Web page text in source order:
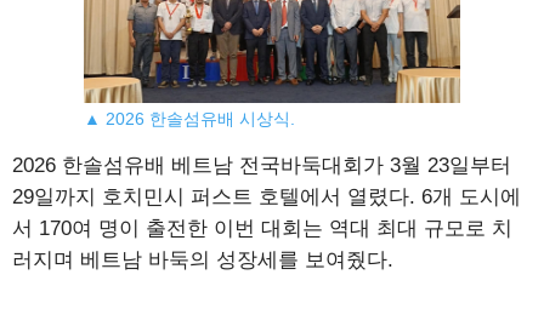
▲ 2026 한솔섬유배 시상식.
2026 한솔섬유배 베트남 전국바둑대회가 3월 23일부터
29일까지 호치민시 퍼스트 호텔에서 열렸다. 6개 도시에
서 170여 명이 출전한 이번 대회는 역대 최대 규모로 치
러지며 베트남 바둑의 성장세를 보여줬다.